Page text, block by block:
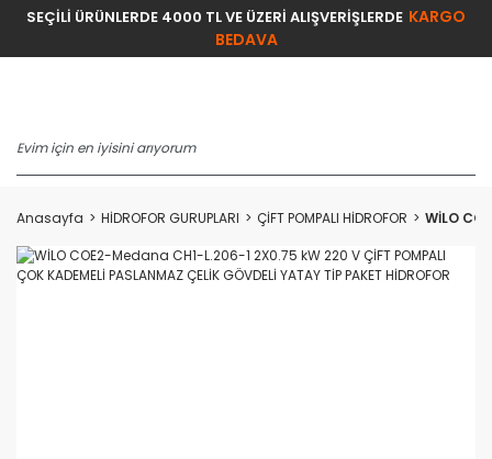
SEÇİLİ ÜRÜNLERDE 4000 TL VE ÜZERİ ALIŞVERİŞLERDE KARGO
BEDAVA
Anasayfa HİDROFOR GURUPLARI ÇİFT POMPALI HİDROFOR WİLO